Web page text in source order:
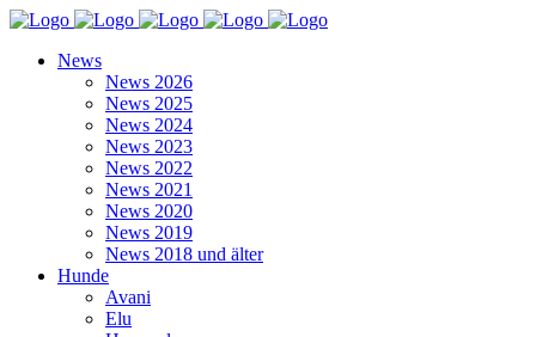
News
News 2026
News 2025
News 2024
News 2023
News 2022
News 2021
News 2020
News 2019
News 2018 und älter
Hunde
Avani
Elu